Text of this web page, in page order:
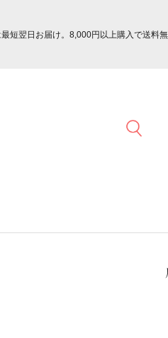
短翌日お届け。8,000円以上購入で送料無